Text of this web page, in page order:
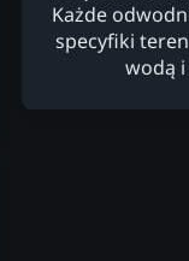
Każde
specyfiki
wodą